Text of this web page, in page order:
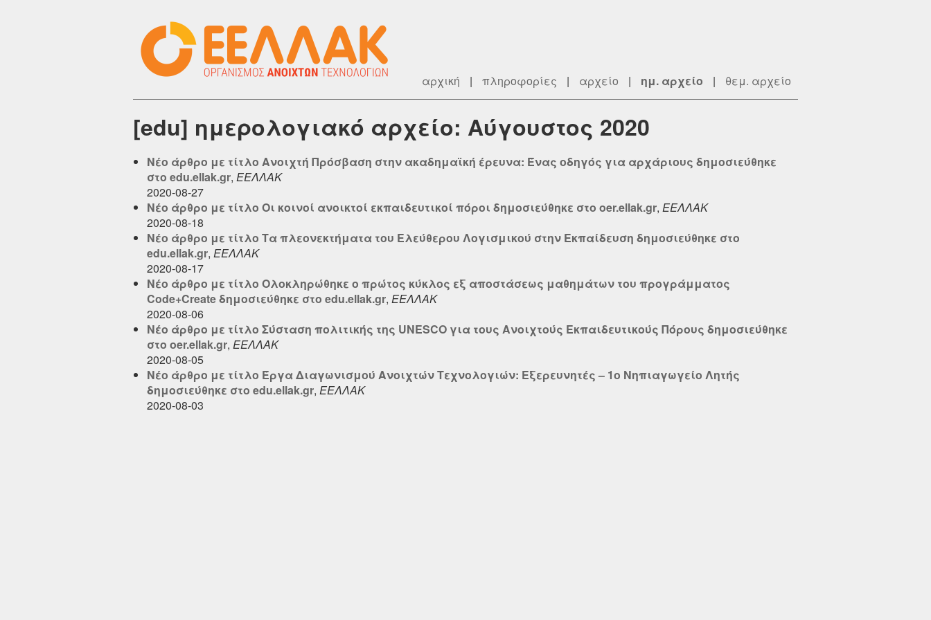
αρχική | πληροφορίες | αρχείο | ημ. αρχείο | θεμ. αρχείο
[edu] ημερολογιακό αρχείο: Αύγουστος 2020
Νέο άρθρο με τίτλο Ανοιχτή Πρόσβαση στην ακαδημαϊκή έρευνα: Ένας οδηγός για αρχάριους δημοσιεύθηκε
στο edu.ellak.gr, ΕΕΛΛΑΚ
2020-08-27
Νέο άρθρο με τίτλο Οι κοινοί ανοικτοί εκπαιδευτικοί πόροι δημοσιεύθηκε στο oer.ellak.gr, ΕΕΛΛΑΚ
2020-08-18
Νέο άρθρο με τίτλο Τα πλεονεκτήματα του Ελεύθερου Λογισμικού στην Εκπαίδευση δημοσιεύθηκε στο
edu.ellak.gr, ΕΕΛΛΑΚ
2020-08-17
Νέο άρθρο με τίτλο Ολοκληρώθηκε ο πρώτος κύκλος εξ αποστάσεως μαθημάτων του προγράμματος
Code+Create δημοσιεύθηκε στο edu.ellak.gr, ΕΕΛΛΑΚ
2020-08-06
Νέο άρθρο με τίτλο Σύσταση πολιτικής της UNESCO για τους Ανοιχτούς Εκπαιδευτικούς Πόρους δημοσιεύθηκε
στο oer.ellak.gr, ΕΕΛΛΑΚ
2020-08-05
Νέο άρθρο με τίτλο Έργα Διαγωνισμού Ανοιχτών Τεχνολογιών: Εξερευνητές – 1ο Νηπιαγωγείο Λητής
δημοσιεύθηκε στο edu.ellak.gr, ΕΕΛΛΑΚ
2020-08-03